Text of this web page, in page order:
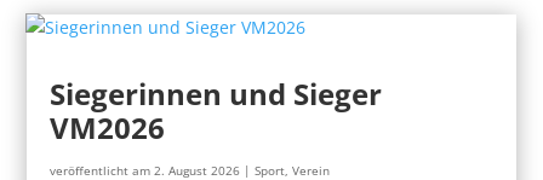
Siegerinnen und Sieger
VM2026
veröffentlicht am 2. August 2026 |Sport,Verein